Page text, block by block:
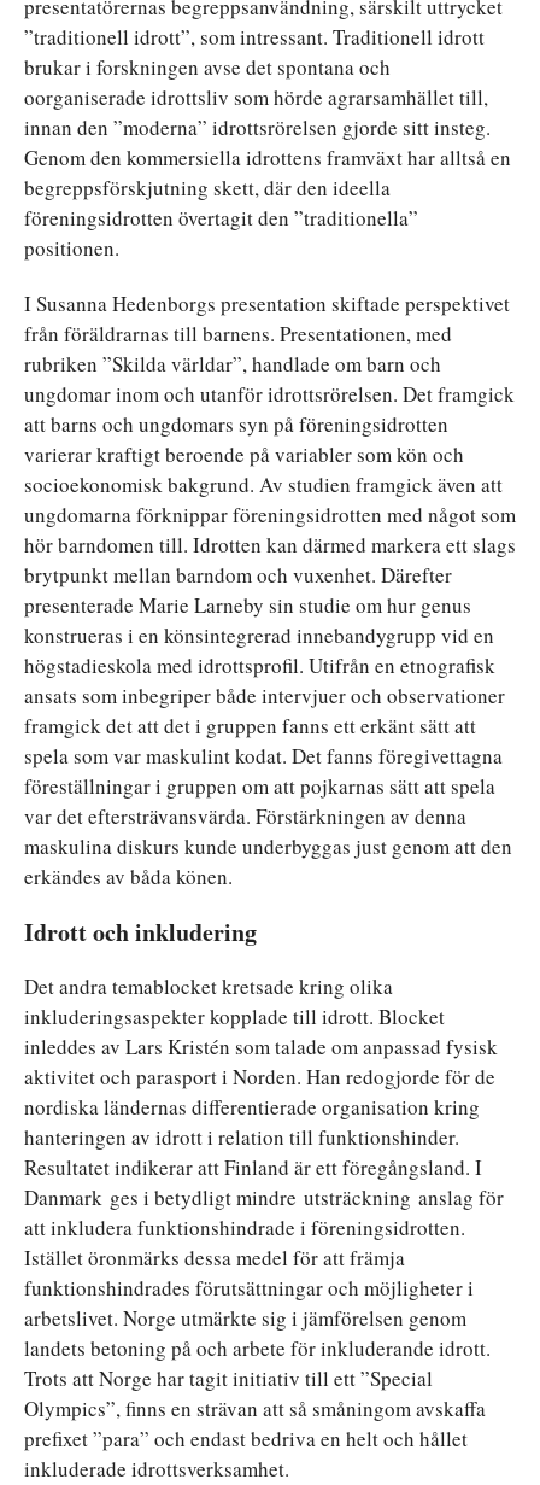
presentatörernas begreppsanvändning, särskilt uttrycket
”traditionell idrott”, som intressant. Traditionell idrott
brukar i forskningen avse det spontana och
oorganiserade idrottsliv som hörde agrarsamhället till,
innan den ”moderna” idrottsrörelsen gjorde sitt insteg.
Genom den kommersiella idrottens framväxt har alltså en
begreppsförskjutning skett, där den ideella
föreningsidrotten övertagit den ”traditionella”
positionen.
I Susanna Hedenborgs presentation skiftade perspektivet
från föräldrarnas till barnens. Presentationen, med
rubriken ”Skilda världar”, handlade om barn och
ungdomar inom och utanför idrottsrörelsen. Det framgick
att barns och ungdomars syn på föreningsidrotten
varierar kraftigt beroende på variabler som kön och
socioekonomisk bakgrund. Av studien framgick även att
ungdomarna förknippar föreningsidrotten med något som
hör barndomen till. Idrotten kan därmed markera ett slags
brytpunkt mellan barndom och vuxenhet. Därefter
presenterade Marie Larneby sin studie om hur genus
konstrueras i en könsintegrerad innebandygrupp vid en
högstadieskola med idrottsprofil. Utifrån en etnografisk
ansats som inbegriper både intervjuer och observationer
framgick det att det i gruppen fanns ett erkänt sätt att
spela som var maskulint kodat. Det fanns föregivettagna
föreställningar i gruppen om att pojkarnas sätt att spela
var det eftersträvansvärda. Förstärkningen av denna
maskulina diskurs kunde underbyggas just genom att den
erkändes av båda könen.
Idrott och inkludering
Det andra temablocket kretsade kring olika
inkluderingsaspekter kopplade till idrott. Blocket
inleddes av Lars Kristén som talade om anpassad fysisk
aktivitet och parasport i Norden. Han redogjorde för de
nordiska ländernas differentierade organisation kring
hanteringen av idrott i relation till funktionshinder.
Resultatet indikerar att Finland är ett föregångsland. I
Danmark ges i betydligt mindre utsträckning anslag för
att inkludera funktionshindrade i föreningsidrotten.
Istället öronmärks dessa medel för att främja
funktionshindrades förutsättningar och möjligheter i
arbetslivet. Norge utmärkte sig i jämförelsen genom
landets betoning på och arbete för inkluderande idrott.
Trots att Norge har tagit initiativ till ett ”Special
Olympics”, finns en strävan att så småningom avskaffa
prefixet ”para” och endast bedriva en helt och hållet
inkluderade idrottsverksamhet.